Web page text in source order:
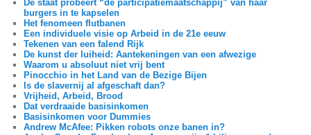
De staat probeert “de participatiemaatschappij” van haar
burgers in te kapselen
Het fenomeen flutbanen
Een individuele visie op Arbeid in de 21e eeuw
Tekenen van een falend Rijk
De kunst der luiheid: Aantekeningen van een afwezige
Waarom u absoluut niet vrij bent
Pinocchio in het Land van de Bezige Bijen
Is de slavernij al afgeschaft dan?
Vrijheid, Arbeid, Brood
Dat verdraaide basisinkomen
Basisinkomen voor Dummies
Andrew McAfee: Pikken robots onze banen in?